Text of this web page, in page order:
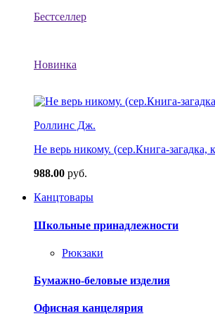
Бестселлер
Новинка
Роллинс Дж.
Не верь никому. (сер.Книга-загадка,
988.00 руб.
Канцтовары
Школьные принадлежности
Рюкзаки
Бумажно-беловые изделия
Офисная канцелярия